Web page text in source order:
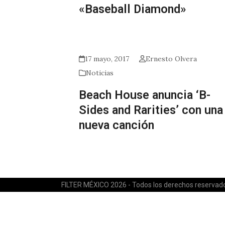
«Baseball Diamond»
17 mayo, 2017
Ernesto Olvera
Noticias
Beach House anuncia ‘B-
Sides and Rarities’ con una
nueva canción
FILTER MÉXICO 2026 - Todos los derechos